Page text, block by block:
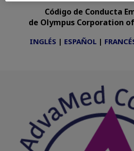
Código de Conducta
de Olympus Corporation
INGLÉS | ESPAÑOL |